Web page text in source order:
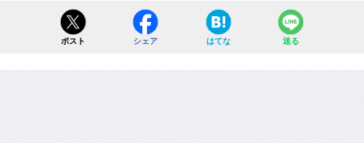
ポスト シェア はてな 送る